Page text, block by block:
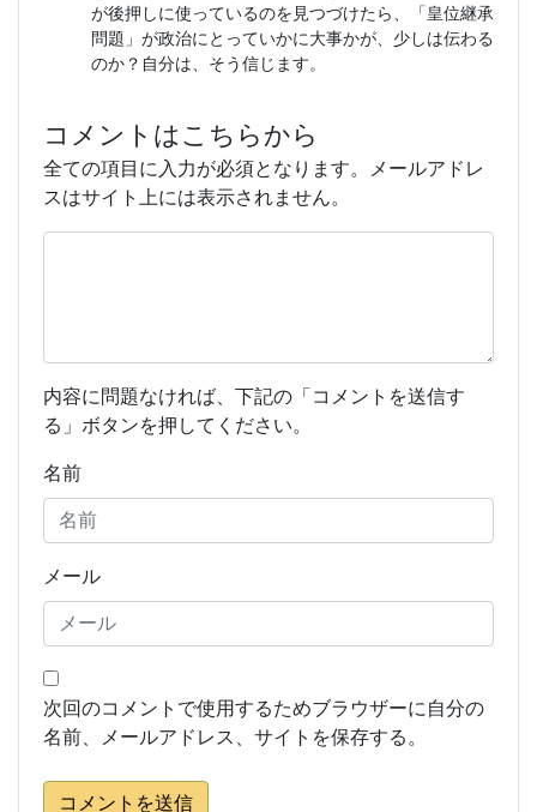
が後押しに使っているのを見つづけたら、「皇位継承
問題」が政治にとっていかに大事かが、少しは伝わる
のか？自分は、そう信じます。
コメントはこちらから
全ての項目に入力が必須となります。メールアドレ
スはサイト上には表示されません。
内容に問題なければ、下記の「コメントを送信す
る」ボタンを押してください。
名前
メール
次回のコメントで使用するためブラウザーに自分の
名前、メールアドレス、サイトを保存する。
コメントを送信